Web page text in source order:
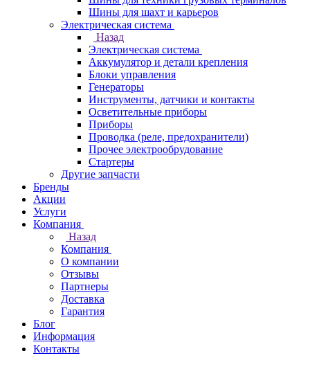
Шины для шахт и карьеров
Электрическая система
Назад
Электрическая система
Аккумулятор и детали крепления
Блоки управления
Генераторы
Инструменты, датчики и контакты
Осветительные приборы
Приборы
Проводка (реле, предохранители)
Прочее электрообрудование
Стартеры
Другие запчасти
Бренды
Акции
Услуги
Компания
Назад
Компания
О компании
Отзывы
Партнеры
Доставка
Гарантия
Блог
Информация
Контакты